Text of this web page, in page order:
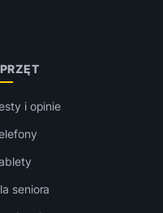
i opinie
seniora